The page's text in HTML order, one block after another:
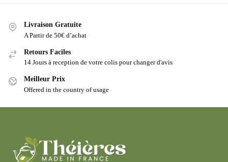
Livraison Gratuite
A Partir de 50€ d’achat
Retours Faciles
14 Jours à reception de votre colis pour changer d'avis
Meilleur Prix
Offered in the country of usage